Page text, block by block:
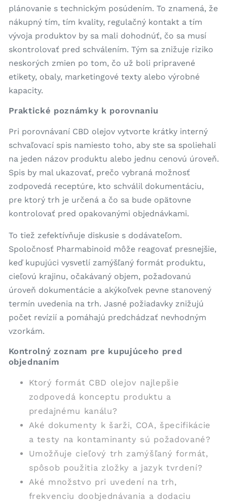
plánovanie s technickým posúdením. To znamená, že
nákupný tím, tím kvality, regulačný kontakt a tím
vývoja produktov by sa mali dohodnúť, čo sa musí
skontrolovať pred schválením. Tým sa znižuje riziko
neskorých zmien po tom, čo už boli pripravené
etikety, obaly, marketingové texty alebo výrobné
kapacity.
Praktické poznámky k porovnaniu
Pri porovnávaní CBD olejov vytvorte krátky interný
schvaľovací spis namiesto toho, aby ste sa spoliehali
na jeden názov produktu alebo jednu cenovú úroveň.
Spis by mal ukazovať, prečo vybraná možnosť
zodpovedá receptúre, kto schválil dokumentáciu,
pre ktorý trh je určená a čo sa bude opätovne
kontrolovať pred opakovanými objednávkami.
To tiež zefektívňuje diskusie s dodávateľom.
Spoločnosť Pharmabinoid môže reagovať presnejšie,
keď kupujúci vysvetlí zamýšľaný formát produktu,
cieľovú krajinu, očakávaný objem, požadovanú
úroveň dokumentácie a akýkoľvek pevne stanovený
termín uvedenia na trh. Jasné požiadavky znižujú
počet revízií a pomáhajú predchádzať nevhodným
vzorkám.
Kontrolný zoznam pre kupujúceho pred
objednaním
Ktorý formát CBD olejov najlepšie
zodpovedá konceptu produktu a
predajnému kanálu?
Aké dokumenty k šarži, COA, špecifikácie
a testy na kontaminanty sú požadované?
Umožňuje cieľový trh zamýšľaný formát,
spôsob použitia zložky a jazyk tvrdení?
Aké množstvo pri uvedení na trh,
frekvenciu doobjednávania a dodaciu